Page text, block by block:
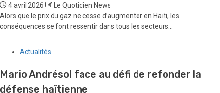
4 avril 2026
Le Quotidien News
Alors que le prix du gaz ne cesse d’augmenter en Haïti, les
conséquences se font ressentir dans tous les secteurs...
Actualités
Mario Andrésol face au défi de refonder la
défense haïtienne